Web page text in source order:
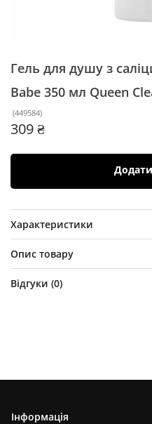
Гель для душу з
Babe 350 мл Queen
(449584)
309 ₴
Характеристики
Опис товару
Відгуки (0)
Інформація